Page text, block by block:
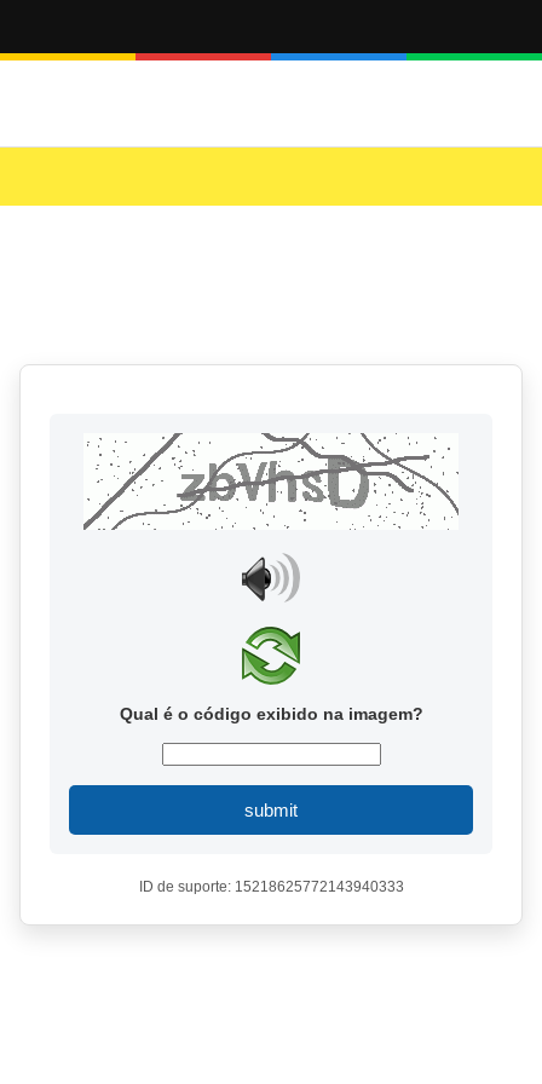
Qual é o código exibido na imagem?
submit
ID de suporte: 15218625772143940333